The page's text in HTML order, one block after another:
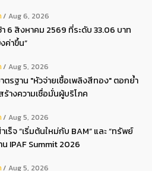
Aug 6, 2026
า 6 สิงหาคม 2569 ที่ระดับ 33.06 บาท
ค่าขึ้น”
Aug 5, 2026
ตรฐาน "หัวจ่ายเชื้อเพลิงสีทอง" ตอกย้ำ
ร้างความเชื่อมั่นผู้บริโภค
Aug 5, 2026
เร็จ “เริ่มต้นใหม่กับ BAM” และ “ทรัพย์
IPAF Summit 2026
Aug 5, 2026